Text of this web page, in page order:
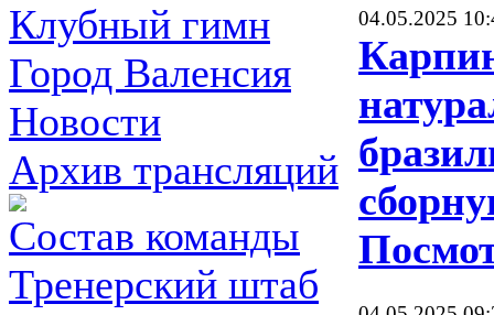
Клубный гимн
Город Валенсия
Новости
Архив трансляций
Состав команды
Тренерский штаб
04.05.2025